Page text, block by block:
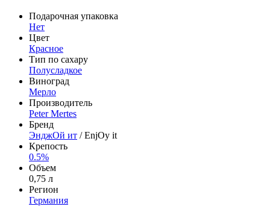
Подарочная упаковка
Нет
Цвет
Красное
Тип по сахару
Полусладкое
Виноград
Мерло
Производитель
Peter Mertes
Бренд
ЭнджОй ит / EnjOy it
Крепость
0.5%
Объем
0,75 л
Регион
Германия